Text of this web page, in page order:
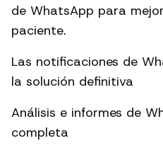
de WhatsApp para
paciente.
Las notificaciones de
la solución definitiva
Análisis e informes de
completa